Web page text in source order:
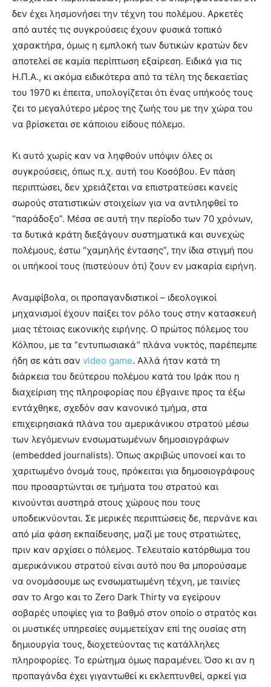
δεν έχει λησμονήσει την τέχνη του πολέμου. Αρκετές
από αυτές τις συγκρούσεις έχουν φυσικά τοπικό
χαρακτήρα, όμως η εμπλοκή των δυτικών κρατών δεν
αποτελεί σε καμία περίπτωση εξαίρεση. Ειδικά για τις
Η.Π.Α., κι ακόμα ειδικότερα από τα τέλη της δεκαετίας
του 1970 κι έπειτα, υπολογίζεται ότι ένας υπήκοός τους
ζει το μεγαλύτερο μέρος της ζωής του με την χώρα του
να βρίσκεται σε κάποιου είδους πόλεμο.
Κι αυτό χωρίς καν να ληφθούν υπόψιν όλες οι
συγκρούσεις, όπως π.χ. αυτή του Κοσόβου. Εν πάση
περιπτώσει, δεν χρειάζεται να επιστρατεύσει κανείς
σωρούς στατιστικών στοιχείων για να αντιληφθεί το
“παράδοξο”. Μέσα σε αυτή την περίοδο των 70 χρόνων,
τα δυτικά κράτη διεξάγουν συστηματικά και συνεχώς
πολέμους, έστω “χαμηλής έντασης”, την ίδια στιγμή που
οι υπήκοοί τους (πιστεύουν ότι) ζουν εν μακαρία ειρήνη.
Αναμφίβολα, οι προπαγανδιστικοί – ιδεολογικοί
μηχανισμοί έχουν παίξει τον ρόλο τους στην κατασκευή
μιας τέτοιας εικονικής ειρήνης. Ο πρώτος πόλεμος του
Κόλπου, με τα “εντυπωσιακά” πλάνα νυκτός, παρέπεμπε
ήδη σε κάτι σαν video game. Αλλά ήταν κατά τη
διάρκεια του δεύτερου πολέμου κατά του Ιράκ που η
διαχείριση της πληροφορίας που έβγαινε προς τα έξω
εντάχθηκε, σχεδόν σαν κανονικό τμήμα, στα
επιχειρησιακά πλάνα του αμερικάνικου στρατού μέσω
των λεγόμενων ενσωματωμένων δημοσιογράφων
(embedded journalists). Όπως ακριβώς υπονοεί και το
χαριτωμένο όνομά τους, πρόκειται για δημοσιογράφους
που προσαρτώνται σε τμήματα του στρατού και
κινούνται αυστηρά στους χώρους που τους
υποδεικνύονται. Σε μερικές περιπτώσεις δε, περνάνε και
από μία φάση εκπαίδευσης, μαζί με τους στρατιώτες,
πριν καν αρχίσει ο πόλεμος. Τελευταίο κατόρθωμα του
αμερικάνικου στρατού είναι αυτό που θα μπορούσαμε
να ονομάσουμε ως ενσωματωμένη τέχνη, με ταινίες
σαν το Argo και το Zero Dark Thirty να εγείρουν
σοβαρές υποψίες για το βαθμό στον οποίο ο στρατός και
οι μυστικές υπηρεσίες συμμετείχαν επί της ουσίας στη
δημιουργία τους, διοχετεύοντας τις κατάλληλες
πληροφορίες. Το ερώτημα όμως παραμένει. Όσο κι αν η
προπαγάνδα έχει γιγαντωθεί κι εκλεπτυνθεί, αρκεί για